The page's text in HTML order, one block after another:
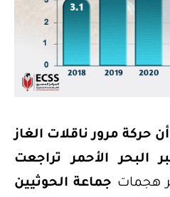
حركة مرور ناقلات الغاز
البحر الأحمر تراجعت
هجماتجماعة الحوثيين